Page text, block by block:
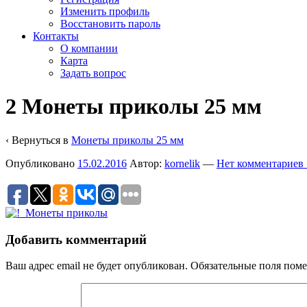
Изменить профиль
Восстановить пароль
Контакты
О компании
Карта
Задать вопрос
2 Монеты приколы 25 мм
‹ Вернуться в Монеты приколы 25 мм
Опубликовано 15.02.2016 Автор: kornelik — Нет комментариев
Добавить комментарий
Ваш адрес email не будет опубликован. Обязательные поля